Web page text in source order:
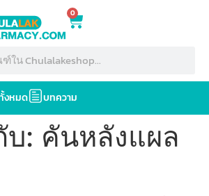
0
งหมด บทความ
บ: คันหลังแผล